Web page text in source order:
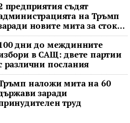
предприятия съдят
на Тръмп
новите мита за стоки
принудителен труд
дни до междинните
в САЩ: двете партии
различни послания
наложи мита на 60
заради
труд